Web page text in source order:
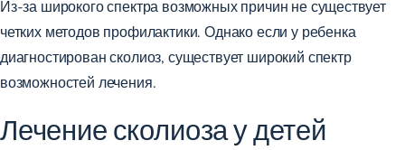
Из-за широкого спектра возможных причин не существует
четких методов профилактики. Однако если у ребенка
диагностирован сколиоз, существует широкий спектр
возможностей лечения.
Лечение сколиоза у детей